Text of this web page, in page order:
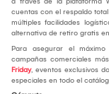
cuentas con el respaldo
múltiples facilidades
alternativa de retiro gratis
Para asegurar el
campañas comerciales
Friday, eventos exclusivos
especiales en todo el